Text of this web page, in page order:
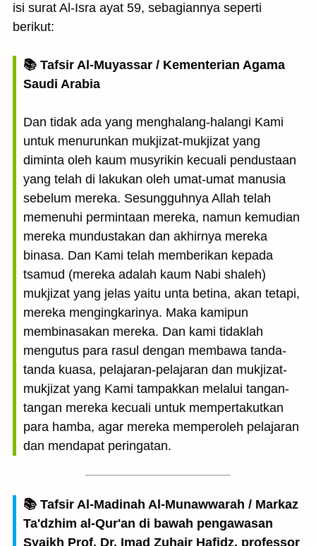
isi surat Al-Isra ayat 59, sebagiannya seperti
berikut:
📚 Tafsir Al-Muyassar / Kementerian Agama
Saudi Arabia
Dan tidak ada yang menghalang-halangi Kami
untuk menurunkan mukjizat-mukjizat yang
diminta oleh kaum musyrikin kecuali pendustaan
yang telah di lakukan oleh umat-umat manusia
sebelum mereka. Sesungguhnya Allah telah
memenuhi permintaan mereka, namun kemudian
mereka mundustakan dan akhirnya mereka
binasa. Dan Kami telah memberikan kepada
tsamud (mereka adalah kaum Nabi shaleh)
mukjizat yang jelas yaitu unta betina, akan tetapi,
mereka mengingkarinya. Maka kamipun
membinasakan mereka. Dan kami tidaklah
mengutus para rasul dengan membawa tanda-
tanda kuasa, pelajaran-pelajaran dan mukjizat-
mukjizat yang Kami tampakkan melalui tangan-
tangan mereka kecuali untuk mempertakutkan
para hamba, agar mereka memperoleh pelajaran
dan mendapat peringatan.
📚 Tafsir Al-Madinah Al-Munawwarah / Markaz
Ta'dzhim al-Qur'an di bawah pengawasan
Syaikh Prof. Dr. Imad Zuhair Hafidz, professor